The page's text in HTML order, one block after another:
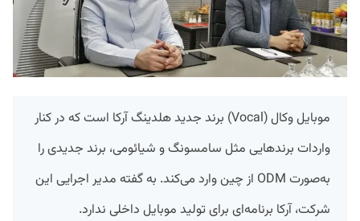
موبایل وکال (Vocal) برند جدید هلدینگ آرکا است که در کنار
واردات برندهایی مثل سامسونگ و شیائومی، برند جدیدی را
به‌صورت ODM از چین وارد می‌کند. به گفته مدیر اجرایی این
شرکت، آرکا برنامه‌ای برای تولید موبایل داخلی ندارد.